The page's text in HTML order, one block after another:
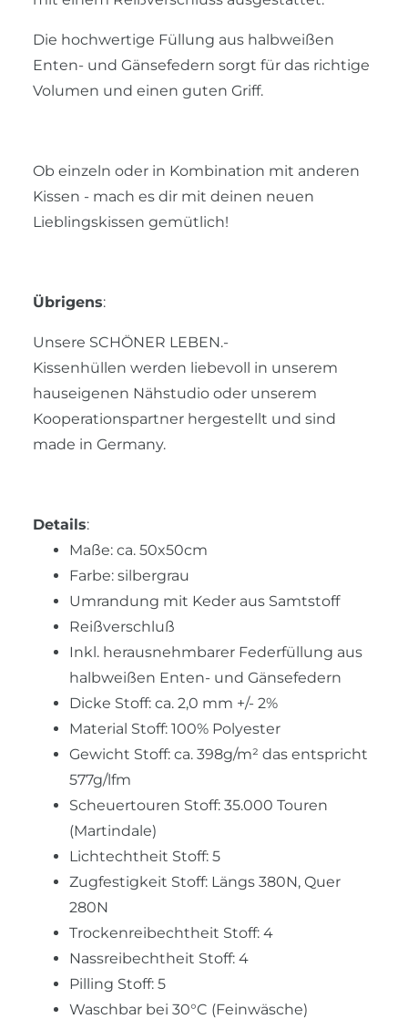
Die hochwertige Füllung aus halbweißen
Enten- und Gänsefedern sorgt für das richtige
Volumen und einen guten Griff.
Ob einzeln oder in Kombination mit anderen
Kissen - mach es dir mit deinen neuen
Lieblingskissen gemütlich!
Übrigens:
Unsere SCHÖNER LEBEN.-
Kissenhüllen werden liebevoll in unserem
hauseigenen Nähstudio oder unserem
Kooperationspartner hergestellt und sind
made in Germany.
Details:
Maße: ca. 50x50cm
Farbe: silbergrau
Umrandung mit Keder aus Samtstoff
Reißverschluß
Inkl. herausnehmbarer Federfüllung aus
halbweißen Enten- und Gänsefedern
Dicke Stoff: ca. 2,0 mm +/- 2%
Material Stoff: 100% Polyester
Gewicht Stoff: ca. 398g/m² das entspricht
577g/lfm
Scheuertouren Stoff: 35.000 Touren
(Martindale)
Lichtechtheit Stoff: 5
Zugfestigkeit Stoff: Längs 380N, Quer
280N
Trockenreibechtheit Stoff: 4
Nassreibechtheit Stoff: 4
Pilling Stoff: 5
Waschbar bei 30°C (Feinwäsche)